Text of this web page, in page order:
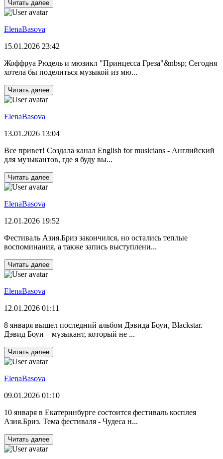
Читать далее
ElenaBasova
15.01.2026 23:42
Жоффруа Рюдель и мюзикл "Принцесса Греза"&nbsp; Сегодня
хотела бы поделиться музыкой из мю...
Читать далее
ElenaBasova
13.01.2026 13:04
Все привет! Создала канал English for musicians - Английский
для музыкантов, где я буду вы...
Читать далее
ElenaBasova
12.01.2026 19:52
Фестиваль Азия.Бриз закончился, но остались теплые
воспоминания, а также запись выступлени...
Читать далее
ElenaBasova
12.01.2026 01:11
8 января вышел последний альбом Дэвида Боуи, Blackstar.
Дэвид Боуи – музыкант, который не ...
Читать далее
ElenaBasova
09.01.2026 01:10
10 января в Екатеринбурге состоится фестиваль косплея
Азия.Бриз. Тема фестиваля - Чудеса н...
Читать далее